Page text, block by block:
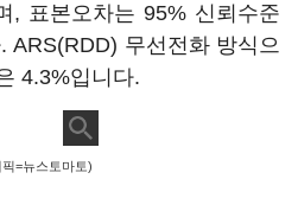
, 표본오차는 95% 신뢰수준
ARS(RDD) 무선전화 방식으
4.3%입니다.
=뉴스토마토)